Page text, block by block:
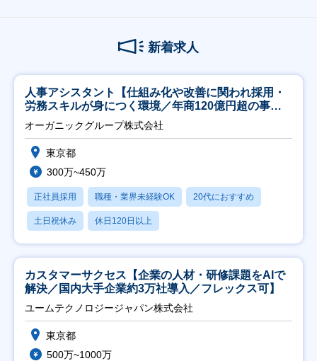
新着求人
人事アシスタント【仕組み化や改善に関われ採用・
労務スキルが身につく環境／年商120億円超の事業
会社】
オーガニックグループ株式会社
東京都
300万~450万
正社員採用 職種・業界未経験OK 20代におすすめ
土日祝休み 休日120日以上
カスタマーサクセス【企業の人材・研修課題をAIで
解決／国内大手企業約3万社導入／フレックス可】
ユームテクノロジージャパン株式会社
東京都
500万~1000万